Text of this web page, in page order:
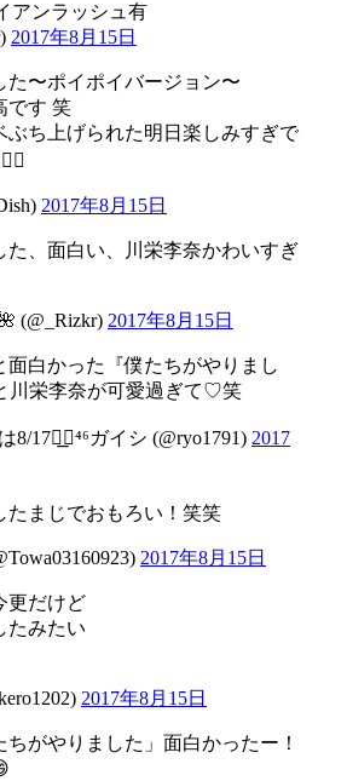
アンラッシュ有
2017年8月15日
た〜ポイポイバージョン〜
です 笑
ぶち上げられた明日楽しみすぎで
2017年8月15日
た、面白い、川栄李奈かわいすぎ
(@_Rizkr) 2017年8月15日
面白かった『僕たちがやりまし
川栄李奈が可愛過ぎて♡笑
17◢͟￨⁴⁶ガイシ (@ryo1791) 2017
たまじでおもろい！笑笑
2017年8月15日
更だけど
たみたい
2017年8月15日
がやりました」面白かったー！